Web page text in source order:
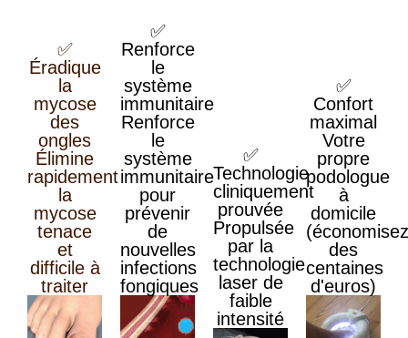
✅
Éradique
la
mycose
des
ongles
Élimine
rapidement
la
mycose
tenace
et
difficile à
traiter
✅
Renforce
le
système
immunitaire
Renforce
le
système
immunitaire
pour
prévenir
de
nouvelles
infections
fongiques
✅
Technologie
cliniquement
prouvée
Propulsée
par la
technologie
laser de
faible
intensité
✅
Confort
maximal
Votre
propre
podologue
à
domicile
(économisez
des
centaines
d'euros)